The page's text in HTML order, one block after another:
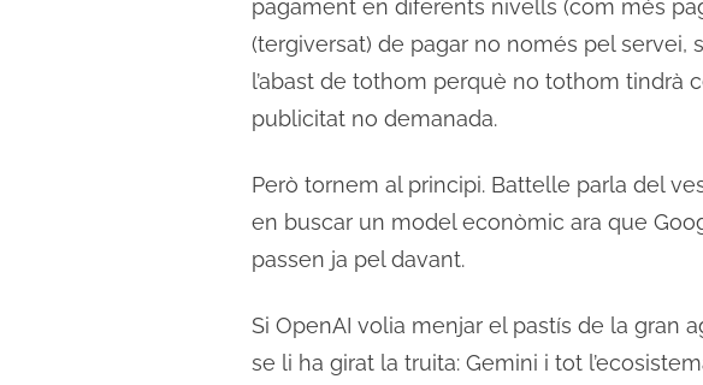
pagament en diferents nivells (com més
(tergiversat) de pagar no només pel servei,
l’abast de tothom perquè no tothom tindrà
publicitat no demanada.
Però tornem al principi. Battelle parla del
en buscar un model econòmic ara que
passen ja pel davant.
Si OpenAI volia menjar el pastís de la gran
se li ha girat la truita: Gemini i tot